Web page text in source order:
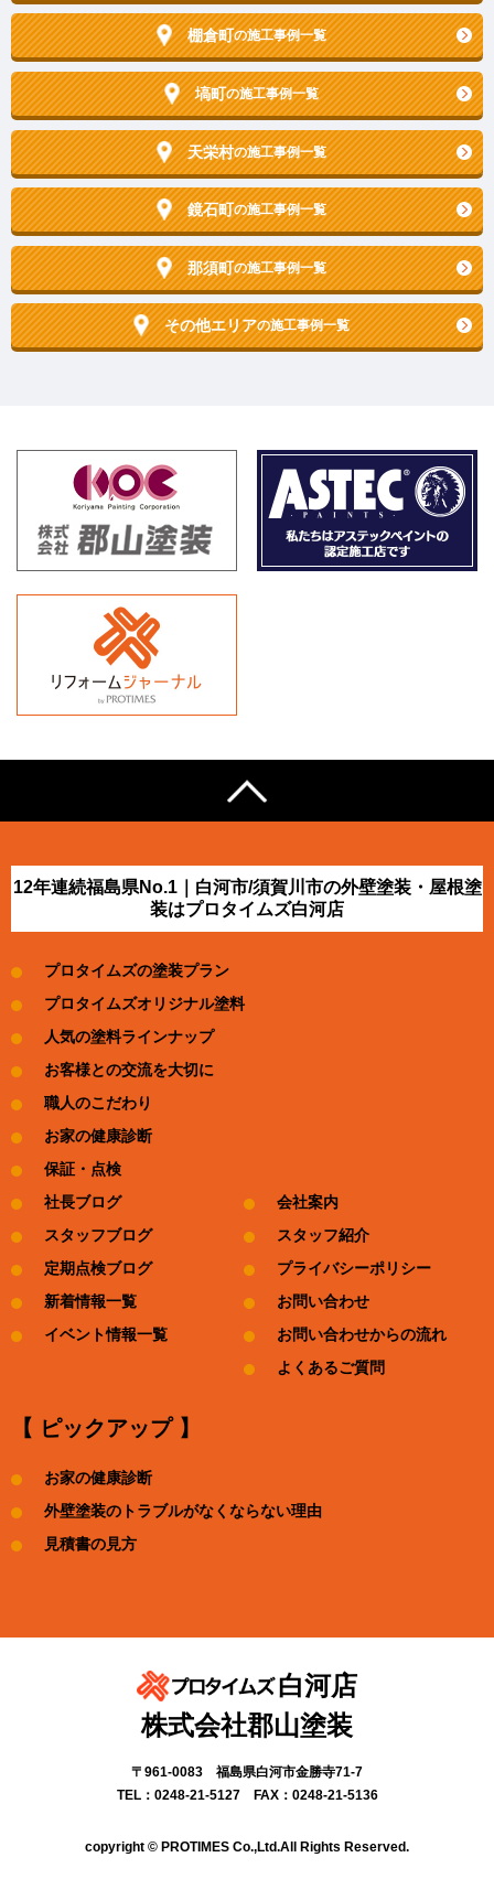
棚倉町の施工事例一覧
塙町の施工事例一覧
天栄村の施工事例一覧
鏡石町の施工事例一覧
那須町の施工事例一覧
その他エリアの施工事例一覧
12年連続福島県No.1｜白河市/須賀川市の外壁塗装・屋根塗
装はプロタイムズ白河店
プロタイムズの塗装プラン
プロタイムズオリジナル塗料
人気の塗料ラインナップ
お客様との交流を大切に
職人のこだわり
お家の健康診断
保証・点検
社長ブログ
スタッフブログ
定期点検ブログ
新着情報一覧
イベント情報一覧
会社案内
スタッフ紹介
プライバシーポリシー
お問い合わせ
お問い合わせからの流れ
よくあるご質問
【 ピックアップ 】
お家の健康診断
外壁塗装のトラブルがなくならない理由
見積書の見方
白河店
株式会社郡山塗装
〒961-0083 福島県白河市金勝寺71-7
TEL：0248-21-5127 FAX：0248-21-5136
copyright © PROTIMES Co.,Ltd.All Rights Reserved.